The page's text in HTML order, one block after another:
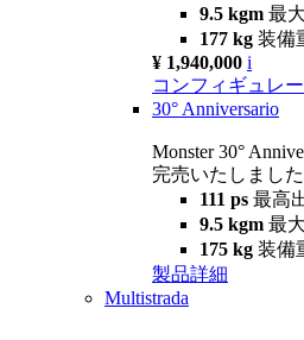
9.5 kgm 最
177 kg 装備
¥ 1,940,000 i
コンフィギュレ
30° Anniversario
Monster 30°
完売いたしました
111 ps 最高
9.5 kgm 最
175 kg 装備
製品詳細
Multistrada